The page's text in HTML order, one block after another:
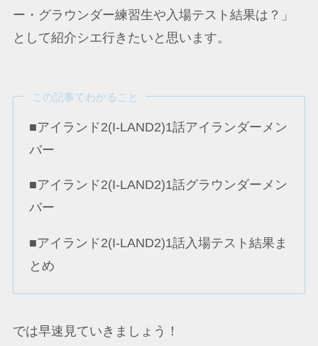
ー・グラウンダー練習生や入場テスト結果は？」
として紹介シエ行きたいと思います。
この記事でわかること
■アイランド2(I-LAND2)1話アイランダーメン
バー
■アイランド2(I-LAND2)1話グラウンダーメン
バー
■アイランド2(I-LAND2)1話入場テスト結果ま
とめ
では早速見ていきましょう！